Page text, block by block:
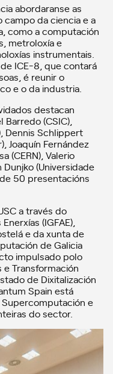
abordaranse as
campo da ciencia e a
como a computación
metroloxía e
instrumentais.
ICE-8, que contará
é reunir o
e o da industria.
destacan
Barredo (CSIC),
Dennis Schlippert
Joaquín Fernández
(CERN), Valerio
Dunjko (Universidade
50 presentacións
a través do
(IGFAE),
e da xunta de
de Galicia
impulsado polo
Transformación
de Dixitalización
Spain está
e
do sector.